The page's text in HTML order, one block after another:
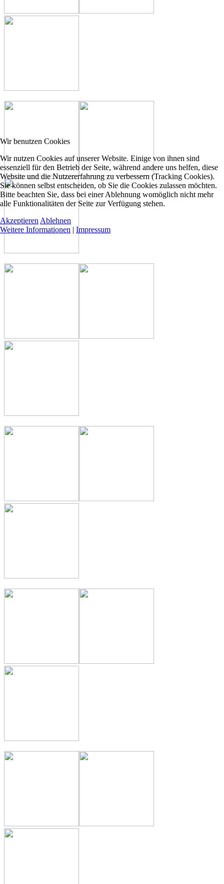
Wir benutzen Cookies
Wir nutzen Cookies auf unserer Website. Einige von ihnen sind
essenziell für den Betrieb der Seite, während andere uns helfen, diese
Website und die Nutzererfahrung zu verbessern (Tracking Cookies).
Sie können selbst entscheiden, ob Sie die Cookies zulassen möchten.
Bitte beachten Sie, dass bei einer Ablehnung womöglich nicht mehr
alle Funktionalitäten der Seite zur Verfügung stehen.
Akzeptieren Ablehnen
Weitere Informationen | Impressum